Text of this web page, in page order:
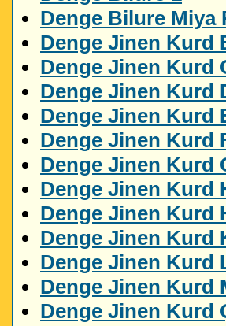
Denge Bilure Miya
Denge Jinen Kurd
Denge Jinen Kurd
Denge Jinen Kurd
Denge Jinen Kurd
Denge Jinen Kurd
Denge Jinen Kurd
Denge Jinen Kurd
Denge Jinen Kurd
Denge Jinen Kurd
Denge Jinen Kurd
Denge Jinen Kurd
Denge Jinen Kurd